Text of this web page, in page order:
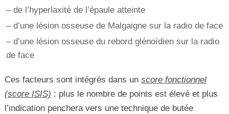
– de l’hyperlaxité de l’épaule atteinte
– d’une lésion osseuse de Malgaigne sur la radio de face
– d’une lésion osseuse du rebord glénoïdien sur la radio
de face
Ces facteurs sont intégrés dans unscore fonctionnel
(score ISIS) : plus le nombre de points est élevé et plus
l’indication penchera vers une technique de butée